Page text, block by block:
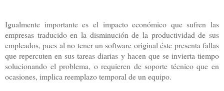
Igualmente importante es el impacto económico que sufren las
empresas traducido en la disminución de la productividad de sus
empleados, pues al no tener un software original éste presenta fallas
que repercuten en sus tareas diarias y hacen que se invierta tiempo
solucionando el problema, o requieren de soporte técnico que en
ocasiones, implica reemplazo temporal de un equipo.